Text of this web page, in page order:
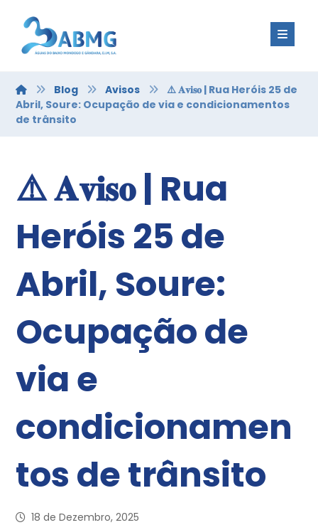
Blog Avisos
⚠️ 𝐀𝐯𝐢𝐬𝐨 | Rua Heróis 25 de
Abril, Soure: Ocupação de via e condicionamentos
de trânsito
⚠️ 𝐀𝐯𝐢𝐬𝐨 | Rua
Heróis 25 de
Abril, Soure:
Ocupação de
via e
condicionamen
tos de trânsito
18 de Dezembro, 2025